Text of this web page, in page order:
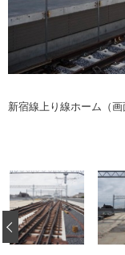
鈑金・塗装
ヘッドライト
フィルム・ラッ
小キズ直し
特集記事
ストップ 不具合修理
コラム
ショップ紹介
新宿線上り線ホーム（画
‹